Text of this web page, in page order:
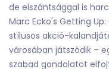
de elszántsággal is
Marc Ecko's Getting
stílusos akció-
városában játszódik –
szabad gondolatot